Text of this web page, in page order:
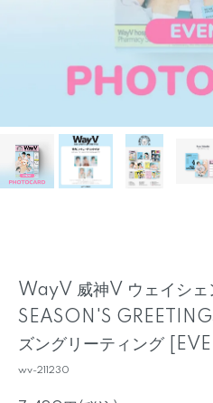
WayV 威神V ウェイシ
SEASON'S
ズングリーティング
wv-211230